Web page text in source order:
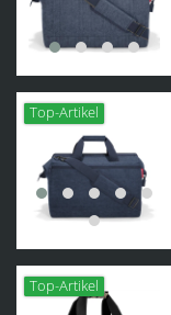
Top-Artikel
Top-Artikel